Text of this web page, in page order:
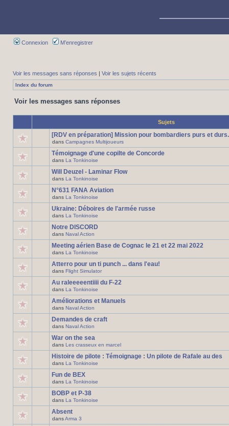
Connexion M’enregistrer
Voir les messages sans réponses | Voir les sujets récents
Index du forum
Voir les messages sans réponses
Sujets
[RDV en préparation] Mission pour bombardiers purs et durs.
dans Campagnes Multijoueurs
Témoignage d'une copilte de Concorde
dans La Tonkinoise
Will Deuzel - Laminar Flow
dans La Tonkinoise
N°631 FANA Aviation
dans La Tonkinoise
Ukraine: Déboires de l'armée russe
dans La Tonkinoise
Notre DISCORD
dans Naval Action
Meeting aérien Base de Cognac le 21 et 22 mai 2022
dans La Tonkinoise
Atterro pour un ti punch ... dans l'eau!
dans Flight Simulator
Au raleeeeentiiii du F-22
dans La Tonkinoise
Améliorations et Manuels
dans Naval Action
Demandes de craft
dans Naval Action
War on the sea
dans Les crasseux en marcel
Histoire de pilote : Témoignage : Un pilote de Rafale au des
dans La Tonkinoise
Fun de BEX
dans La Tonkinoise
BOBP et P-38
dans La Tonkinoise
Absent
dansArma 3